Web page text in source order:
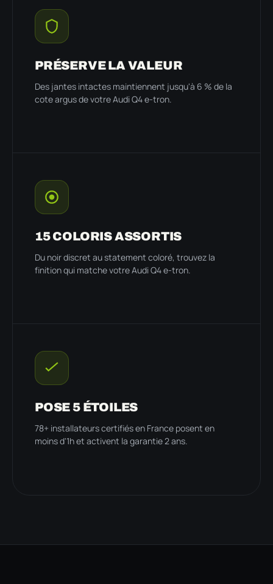
PRÉSERVE LA VALEUR
Des jantes intactes maintiennent jusqu'à 6 % de la
cote argus de votre Audi Q4 e-tron.
15 COLORIS ASSORTIS
Du noir discret au statement coloré, trouvez la
finition qui matche votre Audi Q4 e-tron.
POSE 5 ÉTOILES
78+ installateurs certifiés en France posent en
moins d'1h et activent la garantie 2 ans.